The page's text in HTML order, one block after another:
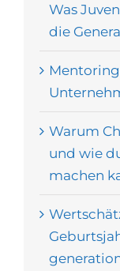
Was
die
Warum
und wie
machen